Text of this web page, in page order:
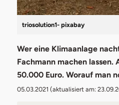
triosolution1- pixabay
Wer eine Klimaanlage
Fachmann machen
50.000 Euro. Worauf man
05.03.2021 (aktualisiert am: